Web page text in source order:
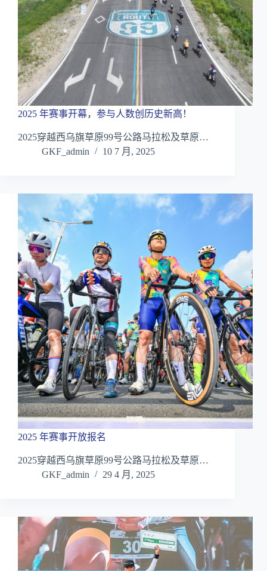
2025 年赛事开幕，参与人数创历史新高！
2025穿越西乌旗草原99号公路马拉松及草原…
GKF_admin
10 7 月, 2025
2025 年赛事开放报名
2025穿越西乌旗草原99号公路马拉松及草原…
GKF_admin
29 4 月, 2025